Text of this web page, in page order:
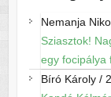
Nemanja
Sziasztok!
egy focipálya
Bíró Károly/